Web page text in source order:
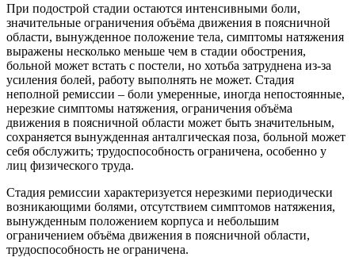
При подострой стадии остаются интенсивными боли,
значительные ограничения объёма движения в поясничной
области, вынужденное положение тела, симптомы натяжения
выражены несколько меньше чем в стадии обострения,
больной может встать с постели, но хотьба затруднена из-за
усиления болей, работу выполнять не может. Стадия
неполной ремиссии – боли умеренные, иногда непостоянные,
нерезкие симптомы натяжения, ограничения объёма
движения в поясничной области может быть значительным,
сохраняется вынужденная анталгическая поза, больной может
себя обслужить; трудоспособность ограничена, особенно у
лиц физического труда.
Стадия ремиссии характеризуется нерезкими периодически
возникающими болями, отсутствием симптомов натяжения,
вынужденным положением корпуса и небольшим
ограничением объёма движения в поясничной области,
трудоспособность не ограничена.